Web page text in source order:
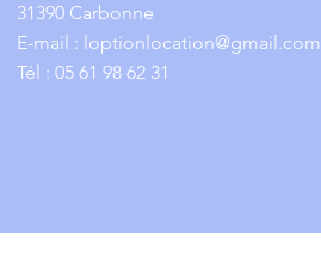
31390 Carbonne
E-mail : loptionlocation@gmail.com
Tél : 05 61 98 62 31